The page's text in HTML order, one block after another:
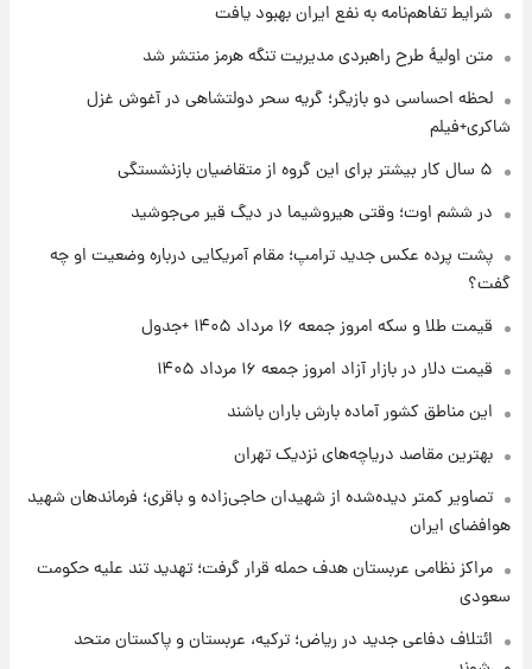
جزئیات فعال‌سازی «کیف پول ایران» اعلام
شد+فیلم
تغییر تند قیمت محصولات ایران‌خودرو و سایپا
امروز پنجشنبه ۱۵ مرداد ۱۴۰۵ +جدول
۱ روز پیش
۱ روز پیش
شد
شرایط تفاهم‌نامه به نفع ایران بهبود یافت
متن اولیۀ طرح راهبردی مدیریت تنگه هرمز منتشر شد
لحظه احساسی دو بازیگر؛ گریه سحر دولتشاهی در آغوش غزل
شاکری+فیلم
۵ سال کار بیشتر برای این گروه از متقاضیان بازنشستگی
در ششم اوت؛ وقتی هیروشیما در دیگ قیر می‌جوشید
پشت پرده عکس جدید ترامپ؛ مقام آمریکایی درباره وضعیت او چه
گفت؟
قیمت طلا و سکه امروز جمعه ۱۶ مرداد ۱۴۰۵ +جدول
قیمت دلار در بازار آزاد امروز جمعه ۱۶ مرداد ۱۴۰۵
این مناطق کشور آماده بارش باران باشند
بهترین مقاصد دریاچه‌های نزدیک تهران
تصاویر کمتر دیده‌شده از شهیدان حاجی‌زاده و باقری؛ فرماندهان شهید
هوافضای ایران
مراکز نظامی عربستان هدف حمله قرار گرفت؛ تهدید تند علیه حکومت
سعودی
ائتلاف دفاعی جدید در ریاض؛ ترکیه، عربستان و پاکستان متحد